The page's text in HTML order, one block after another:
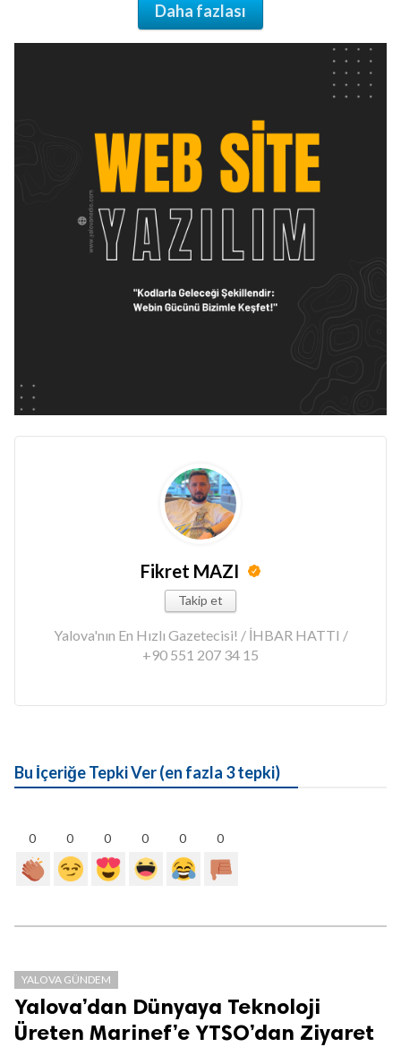
Daha fazlası
Fikret MAZI
Takip et
Yalova'nın En Hızlı Gazetecisi! / İHBAR HATTI /
+90 551 207 34 15
Bu İçeriğe Tepki Ver (en fazla 3 tepki)
0 0 0 0 0 0
YALOVA GÜNDEM
Yalova’dan Dünyaya Teknoloji
Üreten Marinef’e YTSO’dan Ziyaret